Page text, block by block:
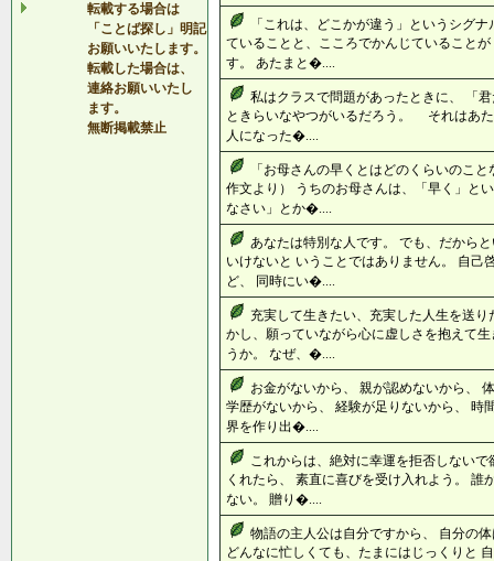
転載する場合は
「ことば探し」明記
お願いいたします。
転載した場合は、
連絡お願いいたし
ます。
無断掲載禁止
「これは、どこかが違う」というシグ
ていることと、こころでかんじていること
す。 あたまと�....
私はクラスで問題があったときに、 「
ときらいなやつがいるだろう。 それはあ
人になった�....
「お母さんの早くとはどのくらいのこ
作文より） うちのお母さんは、「早く」と
なさい」とか�....
あなたは特別な人です。 でも、だから
いけないと いうことではありません。 自己
ど、 同時にい�....
充実して生きたい、充実した人生を送
かし、願っていながら心に虚しさを抱えて
うか。 なぜ、�....
お金がないから、 親が認めないから、
学歴がないから、 経験が足りないから、 時
界を作り出�....
これからは、絶対に幸運を拒否しない
くれたら、 素直に喜びを受け入れよう。 誰
ない。 贈り�....
物語の主人公は自分ですから、 自分の
どんなに忙しくても、たまにはじっくりと